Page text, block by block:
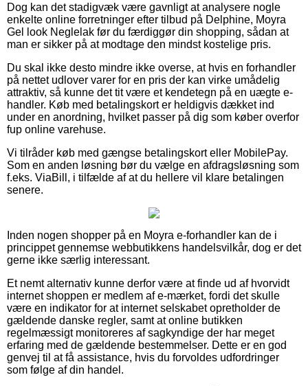
Dog kan det stadigvæk være gavnligt at analysere nogle
enkelte online forretninger efter tilbud på Delphine, Moyra
Gel look Neglelak før du færdiggør din shopping, sådan at
man er sikker på at modtage den mindst kostelige pris.
Du skal ikke desto mindre ikke overse, at hvis en forhandler
på nettet udlover varer for en pris der kan virke umådelig
attraktiv, så kunne det tit være et kendetegn på en uægte e-
handler. Køb med betalingskort er heldigvis dækket ind
under en anordning, hvilket passer på dig som køber overfor
fup online varehuse.
Vi tilråder køb med gængse betalingskort eller MobilePay.
Som en anden løsning bør du vælge en afdragsløsning som
f.eks. ViaBill, i tilfælde af at du hellere vil klare betalingen
senere.
Inden nogen shopper på en Moyra e-forhandler kan de i
princippet gennemse webbutikkens handelsvilkår, dog er det
gerne ikke særlig interessant.
Et nemt alternativ kunne derfor være at finde ud af hvorvidt
internet shoppen er medlem af e-mærket, fordi det skulle
være en indikator for at internet selskabet opretholder de
gældende danske regler, samt at online butikken
regelmæssigt monitoreres af sagkyndige der har meget
erfaring med de gældende bestemmelser. Dette er en god
genvej til at få assistance, hvis du forvoldes udfordringer
som følge af din handel.